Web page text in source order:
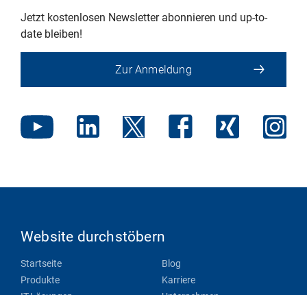
Jetzt kostenlosen Newsletter abonnieren und up-to-
date bleiben!
Zur Anmeldung
Website durchstöbern
Startseite
Produkte
Blog
Karriere